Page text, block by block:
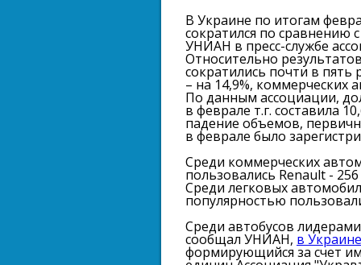
В Украине по итогам
сократился по сравнению
УНИАН в пресс-службе
Относительно
сократились почти в пять
– на 14,9%, коммерческих
По данным ассоциации,
в феврале т.г. составила
падение объемов,
в феврале было
Среди коммерческих
пользовались Renault -
Среди легковых
популярностью
Среди автобусов
сообщал УНИАН, в
формирующийся за счет